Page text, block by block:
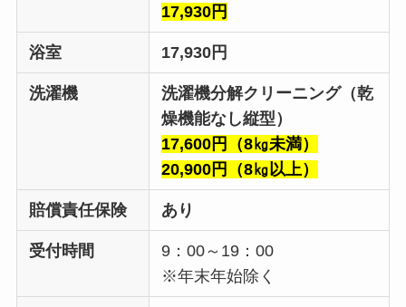
17,930円
浴室 17,930円
洗濯機
洗濯機分解クリーニング（乾
燥機能なし縦型）
17,600円（8㎏未満）
20,900円（8㎏以上）
賠償責任保険 あり
受付時間
9：00～19：00
※年末年始除く